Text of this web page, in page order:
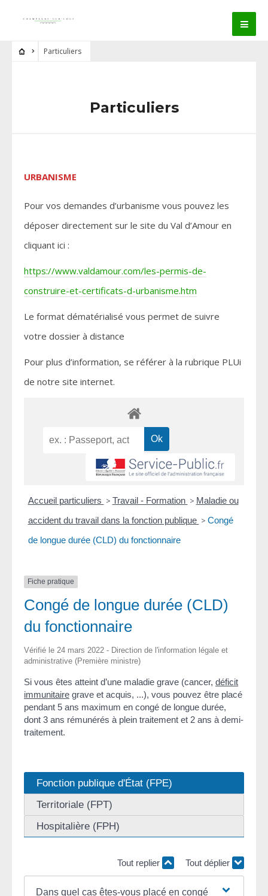
Particuliers
Particuliers
URBANISME
Pour vos demandes d’urbanisme vous pouvez les
déposer directement sur le site du Val d’Amour en
cliquant ici :
https://www.valdamour.com/les-permis-de-
construire-et-certificats-d-urbanisme.htm
Le format dématérialisé vous permet de suivre
votre dossier à distance
Pour plus d’information, se référer à la rubrique PLUi
de notre site internet.
Accueil particuliers > Travail - Formation > Maladie ou
accident du travail dans la fonction publique > Congé
de longue durée (CLD) du fonctionnaire
Fiche pratique
Congé de longue durée (CLD)
du fonctionnaire
Vérifié le 24 mars 2022 - Direction de l'information légale et
administrative (Première ministre)
Si vous êtes atteint d’une maladie grave (cancer, déficit
immunitaire grave et acquis, ...), vous pouvez être placé
pendant 5 ans maximum en congé de longue durée,
dont 3 ans rémunérés à plein traitement et 2 ans à demi-
traitement.
Fonction publique d'État (FPE)
Territoriale (FPT)
Hospitalière (FPH)
Tout replier Tout déplier
Dans quel cas êtes-vous placé en congé